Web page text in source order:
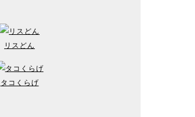
リスどん
タコくらげ